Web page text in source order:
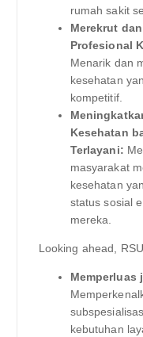
rumah sakit
Merekrut
Profesional
Menarik dan
kesehatan
kompetitif.
Kesehatan
Terlayani:
masyarakat
kesehatan
status sosial
mereka.
Looking ahead,
Memperluas
kebutuhan